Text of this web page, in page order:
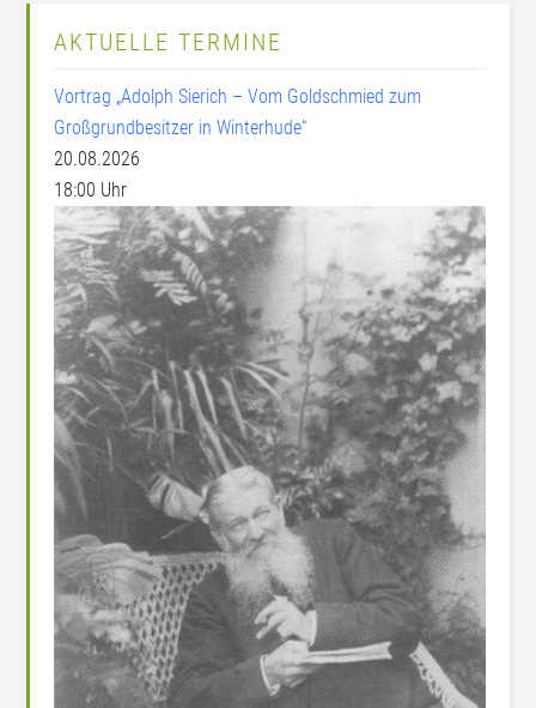
AKTUELLE TERMINE
Vortrag „Adolph Sierich – Vom Goldschmied zum
Großgrundbesitzer in Winterhude“
20.08.2026
18:00 Uhr